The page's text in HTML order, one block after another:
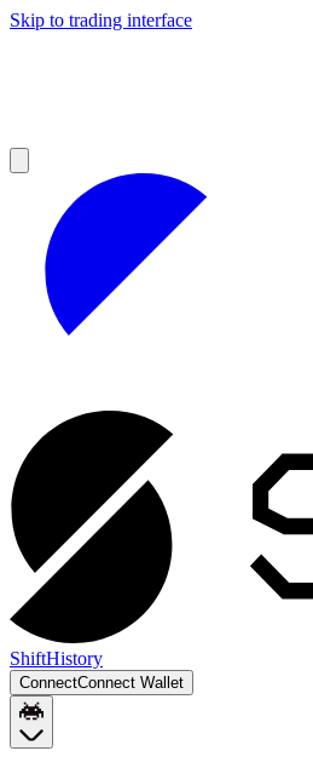
Skip to trading interface
ShiftHistory
ConnectConnect Wallet